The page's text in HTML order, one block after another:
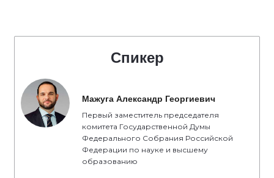
Спикер
Мажуга Александр Георгиевич
Первый заместитель председателя
комитета Государственной Думы
Федерального Собрания Российской
Федерации по науке и высшему
образованию